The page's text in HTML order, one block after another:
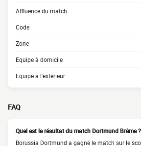
Affluence du match
Code
Zone
Equipe à domicile
Equipe à l'extérieur
FAQ
Quel est le résultat du match Dortmund Brême ?
Borussia Dortmund a gagné le match sur le